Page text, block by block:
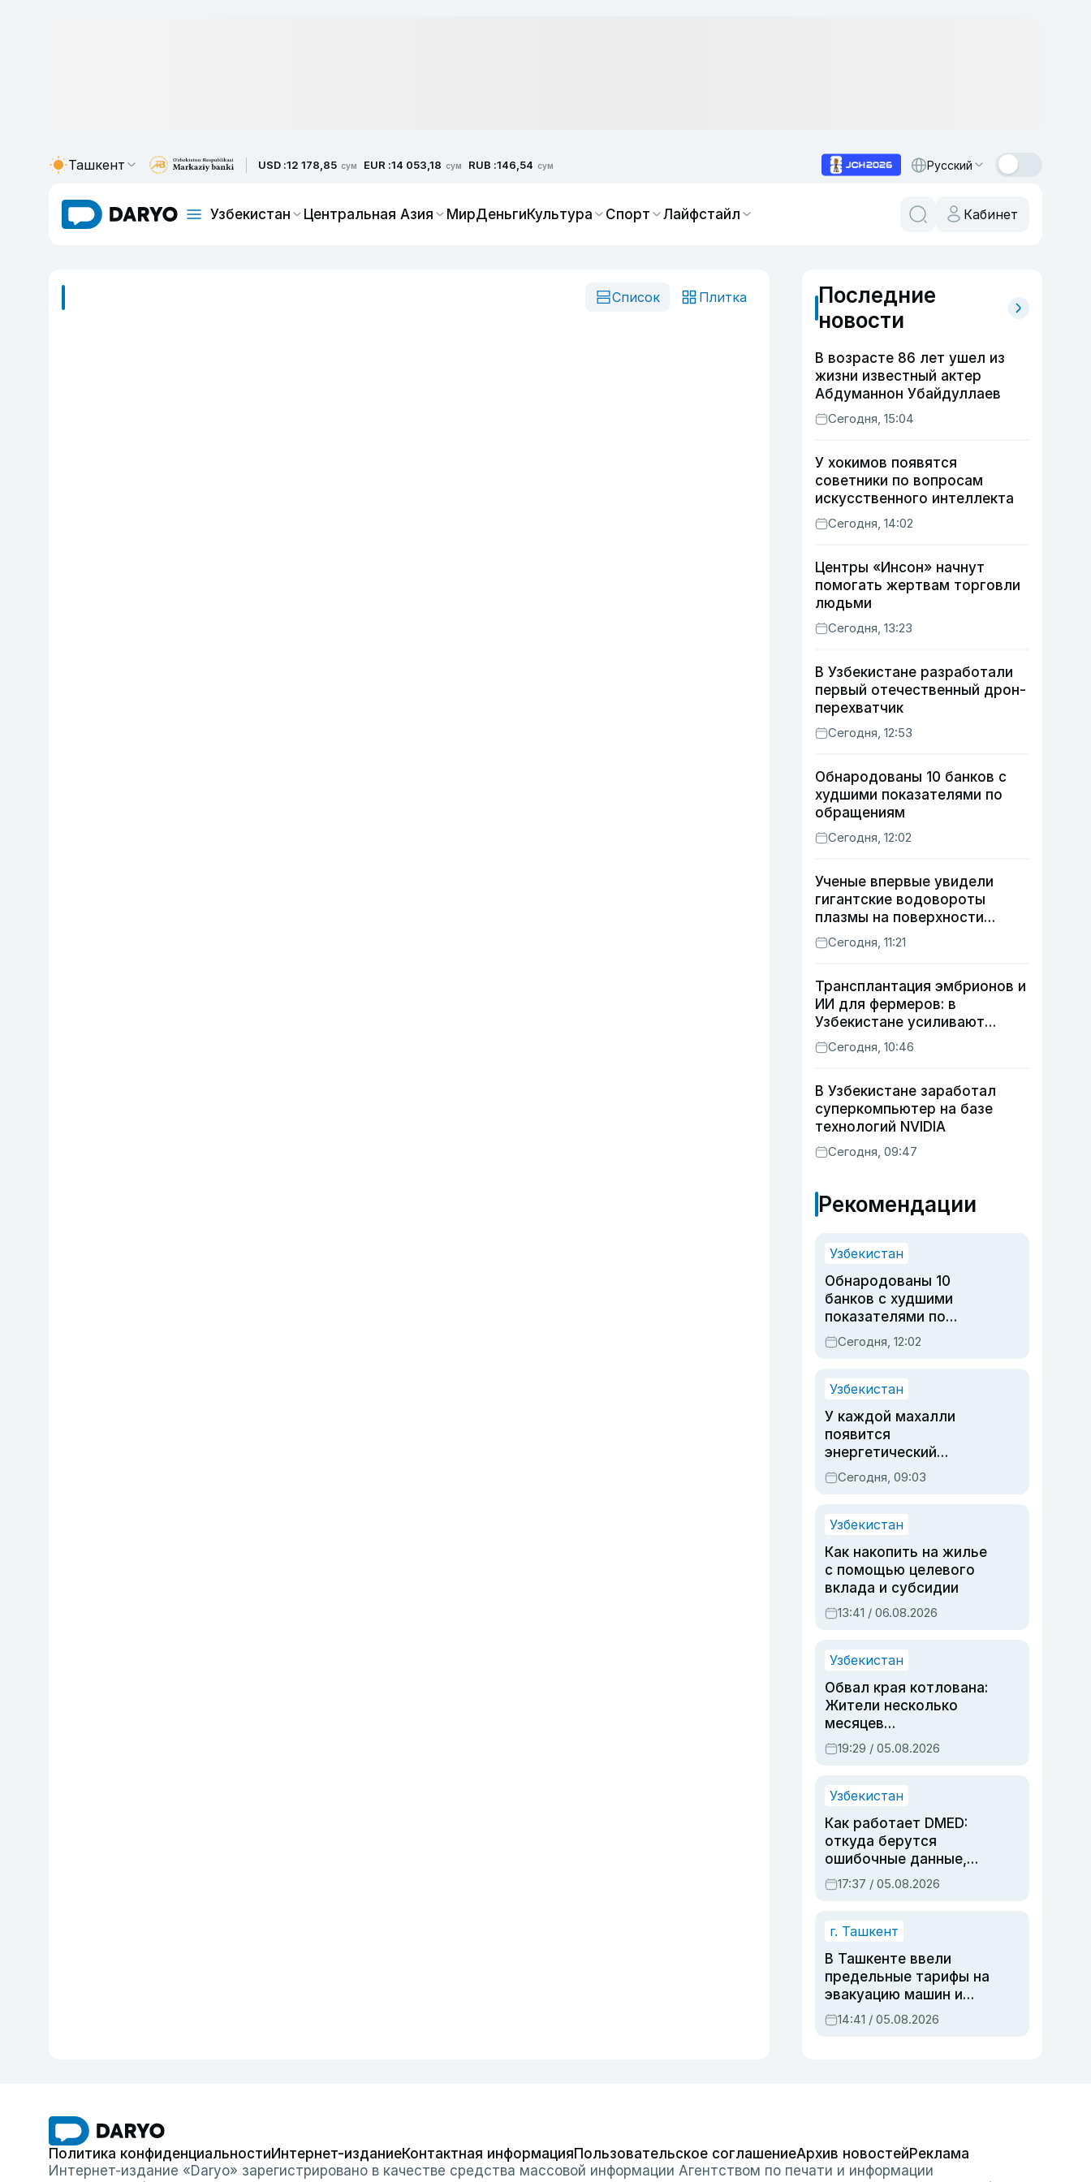
Ташкент USD :12 178,85 сум EUR :14 053,18 сум RUB :146,54 сум Русский
Узбекистан Центральная Азия МирДеньгиКультура Спорт Лайфстайл Кабинет
Список Плитка
Последние
новости
В возрасте 86 лет ушел из
жизни известный актер
Абдуманнон Убайдуллаев
Сегодня, 15:04
У хокимов появятся
советники по вопросам
искусственного интеллекта
Сегодня, 14:02
Центры «Инсон» начнут
помогать жертвам торговли
людьми
Сегодня, 13:23
В Узбекистане разработали
первый отечественный дрон-
перехватчик
Сегодня, 12:53
Обнародованы 10 банков с
худшими показателями по
обращениям
Сегодня, 12:02
Ученые впервые увидели
гигантские водовороты
плазмы на поверхности
Солнца
Сегодня, 11:21
Трансплантация эмбрионов и
ИИ для фермеров: в
Узбекистане усиливают
развитие животноводства
Сегодня, 10:46
В Узбекистане заработал
суперкомпьютер на базе
технологий NVIDIA
Сегодня, 09:47
Рекомендации
Узбекистан
Обнародованы 10
банков с худшими
показателями по
обращениям
Сегодня, 12:02
Узбекистан
У каждой махалли
появится
энергетический
паспорт
Сегодня, 09:03
Узбекистан
Как накопить на жилье
с помощью целевого
вклада и субсидии
13:41 / 06.08.2026
Узбекистан
Обвал края котлована:
Жители несколько
месяцев
предупреждали об
опасности, но стройка
19:29 / 05.08.2026
Узбекистан
Как работает DMED:
откуда берутся
ошибочные данные,
дубли аккаунтов и
очереди по онлайн-
17:37 / 05.08.2026
г. Ташкент
В Ташкенте ввели
предельные тарифы на
эвакуацию машин и
штрафстоянки
14:41 / 05.08.2026
Политика конфиденциальностиИнтернет-изданиеКонтактная информацияПользовательское соглашениеАрхив новостейРеклама
Интернет-издание «Daryo» зарегистрировано в качестве средства массовой информации Агентством по печати и информации